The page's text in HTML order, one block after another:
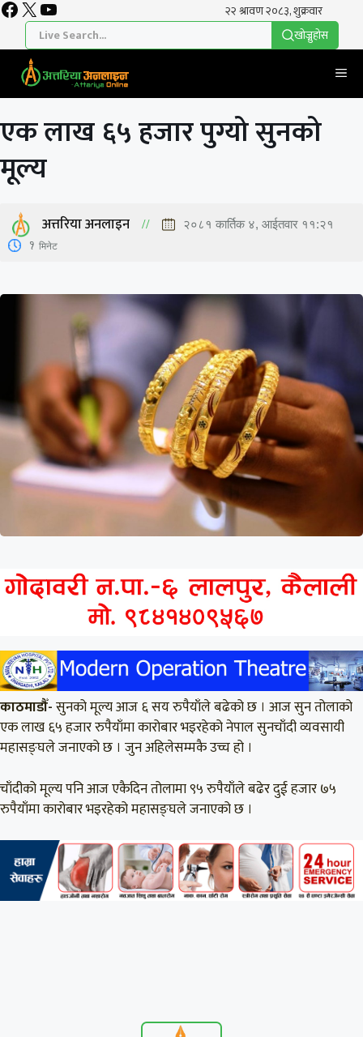
Skip
content
Facebook
X YouTube
खाेज्नुहाेस
एक लाख ६५ हजार पुग्यो सुनको
मूल्य
अत्तरिया अनलाइन २०८१ कार्तिक ४, आईतवार ११:२१
1 मिनेट
काठमाडौँ-सुनको मूल्य आज ६ सय रुपैयाँले बढेको छ । आज सुन तोलाको
एक लाख ६५ हजार रुपैयाँमा कारोबार भइरहेको नेपाल सुनचाँदी व्यवसायी
महासङ्घले जनाएको छ । जुन अहिलेसम्मकै उच्च हो ।
चाँदीको मूल्य पनि आज एकैदिन तोलामा ९५ रुपैयाँले बढेर दुई हजार ७५
रुपैयाँमा कारोबार भइरहेको महासङ्घले जनाएको छ ।